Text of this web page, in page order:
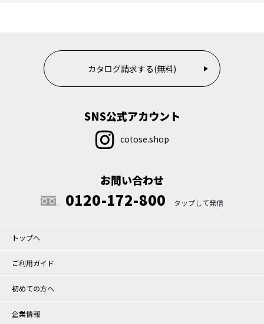
カタログ請求する(無料)
SNS公式アカウント
cotose.shop
お問い合わせ
0120-172-800
トップへ
ご利用ガイド
初めての方へ
企業情報